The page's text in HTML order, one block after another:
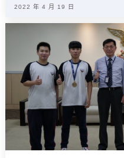
2022 年 4 月 19 日